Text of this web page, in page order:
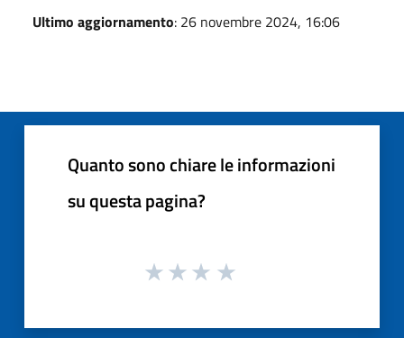
Ultimo aggiornamento: 26 novembre 2024, 16:06
Quanto sono chiare le informazioni
su questa pagina?